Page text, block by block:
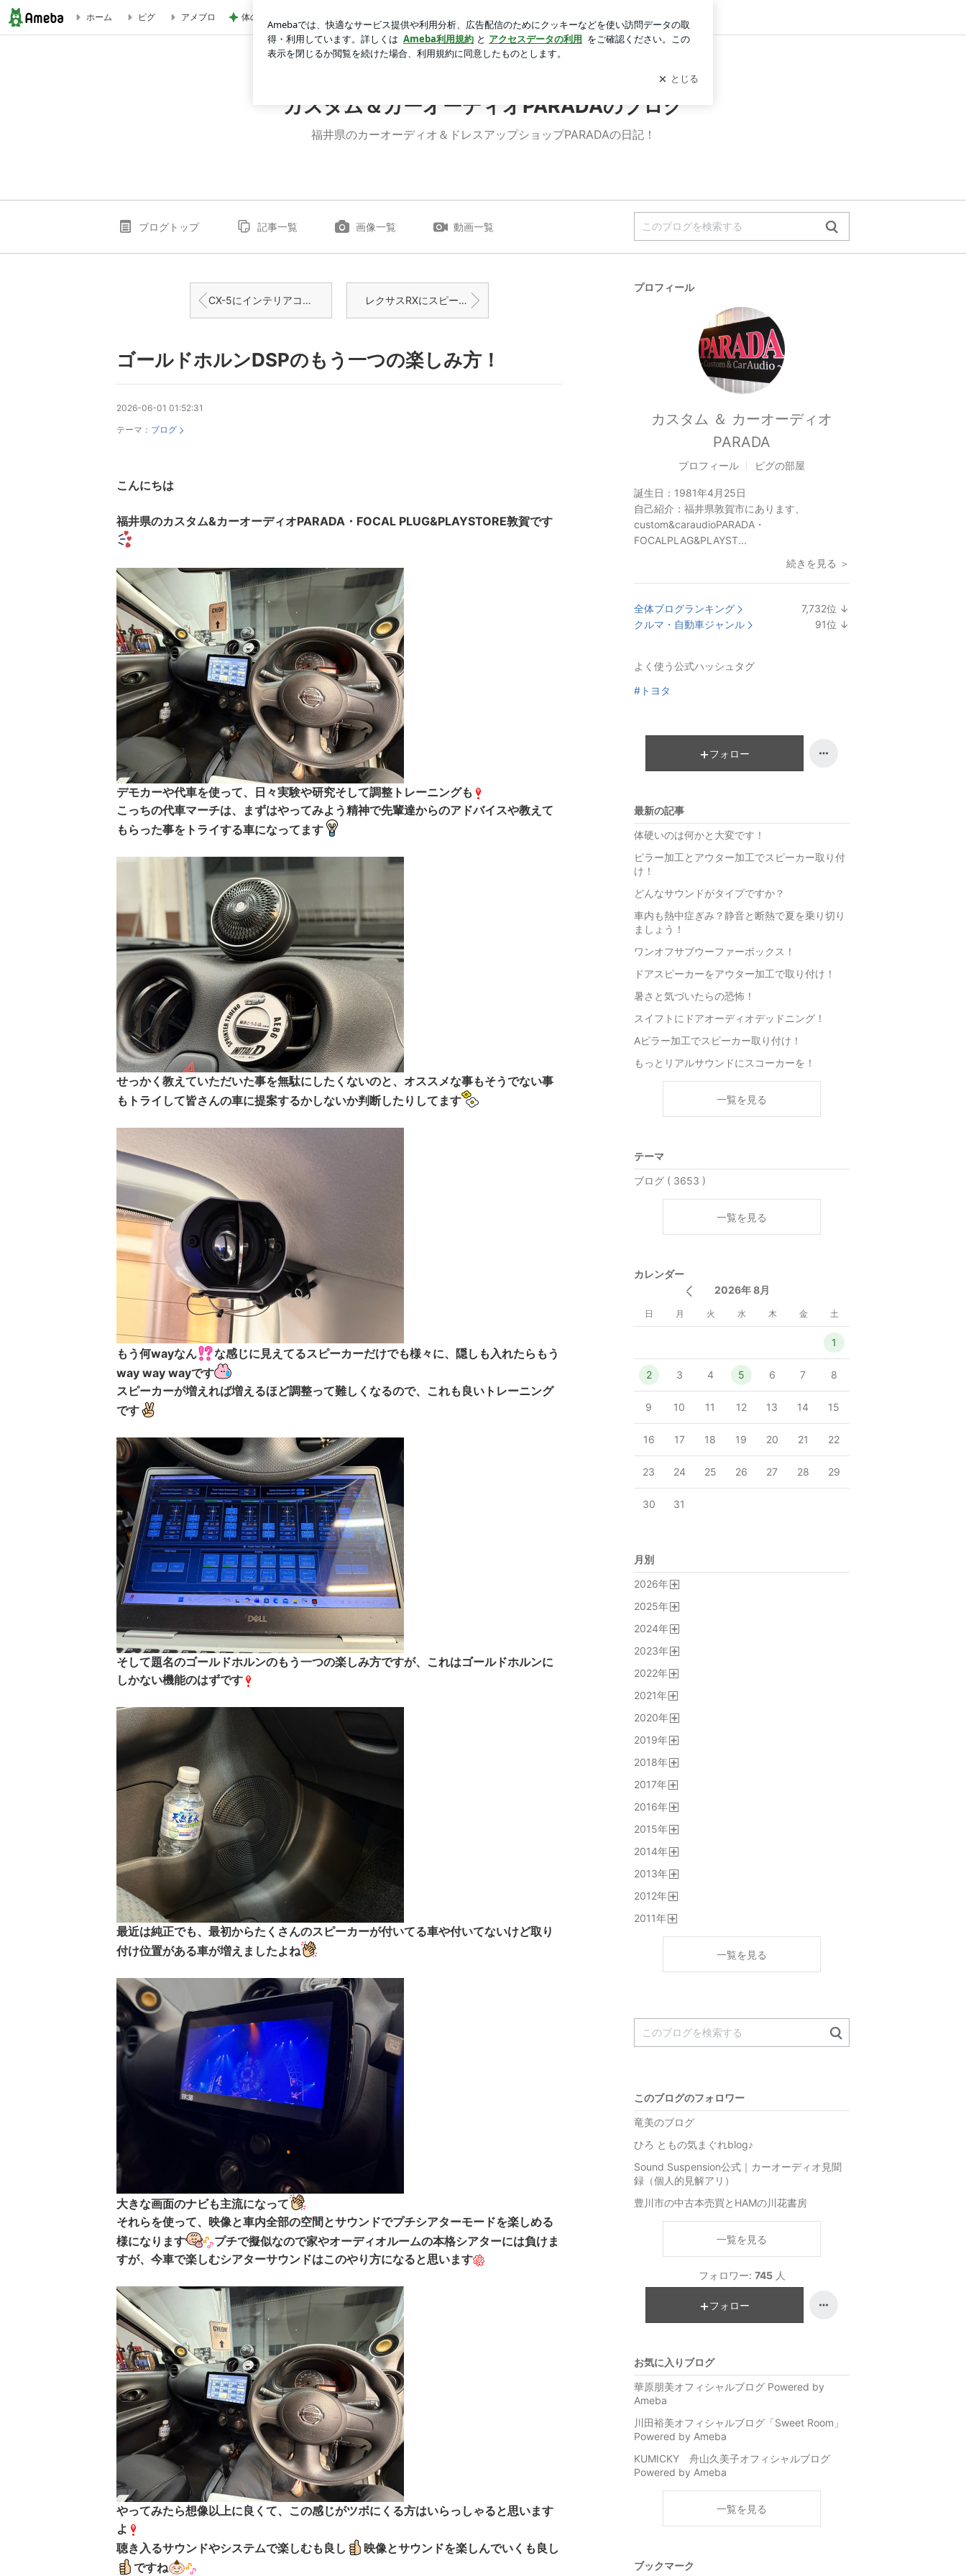
ゴールドホルンDSPのもう一つの楽しみ方！ | カスタム＆カーオーディオPARADAのブログ
ホーム ピグ アメブロ 体の相性まで良すぎる婚約者との事 ログイン
カスタム＆カーオーディオPARADAのブログ
福井県のカーオーディオ＆ドレスアップショップPARADAの日記！
ブログトップ 記事一覧 画像一覧 動画一覧
CX-5にインテリアコーティング！ レクサスRXにスピーカー交換！
ゴールドホルンDSPのもう一つの楽しみ方！
2026-06-01 01:52:31
テーマ： ブログ
こんにちは
福井県のカスタム&カーオーディオPARADA・FOCAL PLUG&PLAYSTORE敦賀です
デモカーや代車を使って、日々実験や研究そして調整トレーニングも
こっちの代車マーチは、まずはやってみよう精神で先輩達からのアドバイスや教えて
もらった事をトライする車になってます
せっかく教えていただいた事を無駄にしたくないのと、オススメな事もそうでない事
もトライして皆さんの車に提案するかしないか判断したりしてます
もう何wayなん
な感じに見えてるスピーカーだけでも様々に、隠しも入れたらもう
way way wayです
スピーカーが増えれば増えるほど調整って難しくなるので、これも良いトレーニング
です
そして題名のゴールドホルンのもう一つの楽しみ方ですが、これはゴールドホルンに
しかない機能のはずです
最近は純正でも、最初からたくさんのスピーカーが付いてる車や付いてないけど取り
付け位置がある車が増えましたよね
大きな画面のナビも主流になって
それらを使って、映像と車内全部の空間とサウンドでプチシアターモードを楽しめる
様になります
プチで擬似なので家やオーディオルームの本格シアターには負けま
すが、今車で楽しむシアターサウンドはこのやり方になると思います
やってみたら想像以上に良くて、この感じがツボにくる方はいらっしゃると思います
よ
聴き入るサウンドやシステムで楽しむも良し
映像とサウンドを楽しんでいくも良し
ですね
プロフィール
カスタム ＆ カーオーディオ
PARADA
プロフィール ピグの部屋
誕生日： 1981年4月25日
自己紹介： 福井県敦賀市にあります、
custom&caraudioPARADA・
FOCALPLAG&PLAYST...
続きを見る ＞
全体ブログランキング 7,732位 ↓
クルマ・自動車ジャンル 91位 ↓
よく使う公式ハッシュタグ
#トヨタ
フォロー
最新の記事
体硬いのは何かと大変です！
ピラー加工とアウター加工でスピーカー取り付
け！
どんなサウンドがタイプですか？
車内も熱中症ぎみ？静音と断熱で夏を乗り切り
ましょう！
ワンオフサブウーファーボックス！
ドアスピーカーをアウター加工で取り付け！
暑さと気づいたらの恐怖！
スイフトにドアオーディオデッドニング！
Aピラー加工でスピーカー取り付け！
もっとリアルサウンドにスコーカーを！
一覧を見る
テーマ
ブログ ( 3653 )
一覧を見る
カレンダー
2026年 8月
日 月 火 水 木 金 土
1
2 3 4 5 6 7 8
9 10 11 12 13 14 15
16 17 18 19 20 21 22
23 24 25 26 27 28 29
30 31
月別
2026年
2025年
2024年
2023年
2022年
2021年
2020年
2019年
2018年
2017年
2016年
2015年
2014年
2013年
2012年
2011年
一覧を見る
このブログのフォロワー
竜美のブログ
ひろ ともの気まぐれblog♪
Sound Suspension公式｜カーオーディオ見聞
録（個人的見解アリ）
豊川市の中古本売買とHAMの川花書房
一覧を見る
フォロワー: 745 人
フォロー
お気に入りブログ
華原朋美オフィシャルブログ Powered by
Ameba
川田裕美オフィシャルブログ「Sweet Room」
Powered by Ameba
KUMICKY 舟山久美子オフィシャルブログ
Powered by Ameba
一覧を見る
ブックマーク